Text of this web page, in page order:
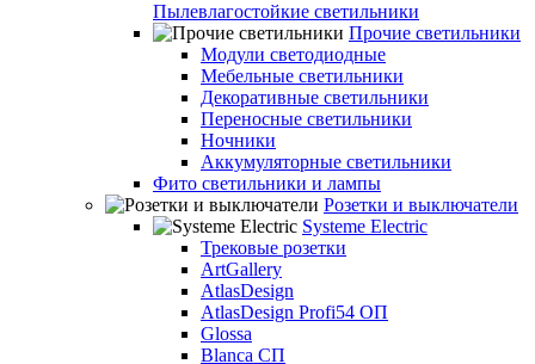
Пылевлагостойкие светильники
Прочие светильники
Модули светодиодные
Мебельные светильники
Декоративные светильники
Переносные светильники
Ночники
Аккумуляторные светильники
Фито светильники и лампы
Розетки и выключатели
Systeme Electric
Трековые розетки
ArtGallery
AtlasDesign
AtlasDesign Profi54 ОП
Glossa
Blanca СП